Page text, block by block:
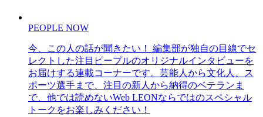
PEOPLE NOW
今、この人の話が聞きたい！ 編集部が独自の目線でセ
レクトした注目ピープルのオリジナルインタビューを
お届けする連載コーナーです。芸能人から文化人、ス
ポーツ選手まで、注目の新人から納得のベテランま
で、他では読めないWeb LEONならではのスペシャル
トークをお楽しみください！